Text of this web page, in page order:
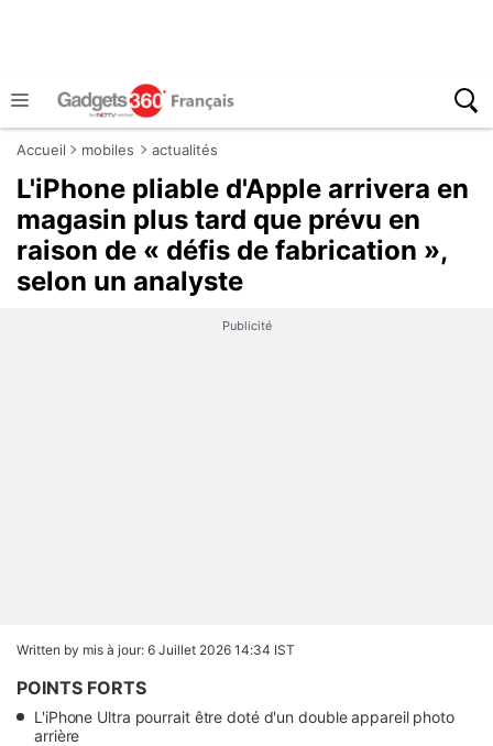
Accueil mobiles actualités
L'iPhone pliable d'Apple arrivera en
magasin plus tard que prévu en
raison de « défis de fabrication »,
selon un analyste
Publicité
Written by mis à jour: 6 Juillet 2026 14:34 IST
POINTS FORTS
L'iPhone Ultra pourrait être doté d'un double appareil photo
arrière